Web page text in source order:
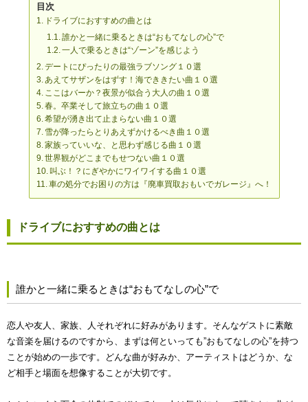
目次
ドライブにおすすめの曲とは
誰かと一緒に乗るときは“おもてなしの心”で
一人で乗るときは“ゾーン”を感じよう
デートにぴったりの最強ラブソング１０選
あえてサザンをはずす！海でききたい曲１０選
ここはバーか？夜景が似合う大人の曲１０選
春。卒業そして旅立ちの曲１０選
希望が湧き出て止まらない曲１０選
雪が降ったらとりあえずかけるべき曲１０選
家族っていいな、と思わず感じる曲１０選
世界観がどこまでもせつない曲１０選
叫ぶ！？にぎやかにワイワイする曲１０選
車の処分でお困りの方は『廃車買取おもいでガレージ』へ！
ドライブにおすすめの曲とは
誰かと一緒に乗るときは“おもてなしの心”で
恋人や友人、家族、人それぞれに好みがあります。そんなゲストに素敵
な音楽を届けるのですから、まずは何といっても”おもてなしの心”を持つ
ことが始めの一歩です。どんな曲が好みか、アーティストはどうか、な
ど相手と場面を想像することが大切です。